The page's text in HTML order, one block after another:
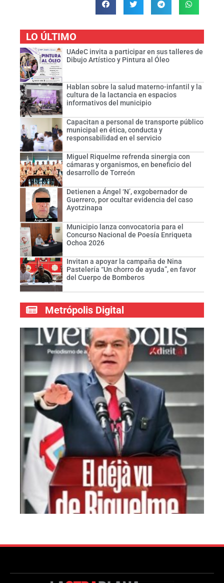
LO ÚLTIMO
UAdeC invita a participar en sus talleres de
Dibujo Artístico y Pintura al Óleo
Hablan sobre la salud materno-infantil y la
cultura de la lactancia en espacios
informativos del municipio
Capacitan a personal de transporte público
municipal en ética, conducta y
responsabilidad en el servicio
Miguel Riquelme refrenda sinergia con
cámaras y organismos, en beneficio del
desarrollo de Torreón
Detienen a Ángel ‘N’, exgobernador de
Guerrero, por ocultar evidencia del caso
Ayotzinapa
Municipio lanza convocatoria para el
Concurso Nacional de Poesía Enriqueta
Ochoa 2026
Invitan a apoyar la campaña de Nina
Pastelería “Un chorro de ayuda”, en favor
del Cuerpo de Bomberos
Metrópolis Digital